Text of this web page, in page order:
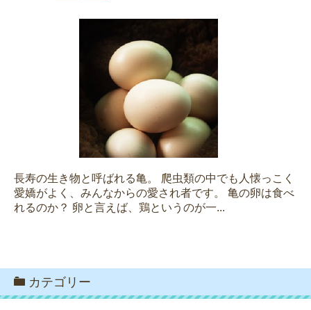
長寿の生き物と呼ばれる亀。 爬虫類の中でも人懐っこく
愛嬌がよく、みんなからの愛され者です。 亀の卵は食べ
れるのか？ 卵と言えば、鶏というのが一...
カテゴリー